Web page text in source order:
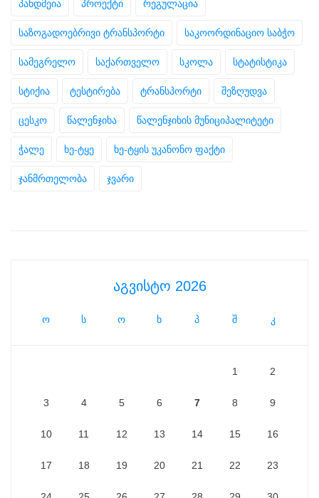
პანდმეია პროექტი რეგულაცია
საზოგადოებრივი ტრანსპორტი საკოორდინაციო საბჭო
სამეგრელო საქართველო სკოლა სტატისტიკა
სტიქია ტესტირება ტრანსპორტი შეზღუდვა
ცესკო წალენჯიხა წალენჯიხის მუნიციპალიტეტი
ჭალე ხე-ტყე ხე-ტყის უკანონო ფაქტი
ჯანმრთელობა ჯვარი
აგვისტო 2026
ო ს ო ხ პ შ კ
1 2
3 4 5 6 7 8 9
10 11 12 13 14 15 16
17 18 19 20 21 22 23